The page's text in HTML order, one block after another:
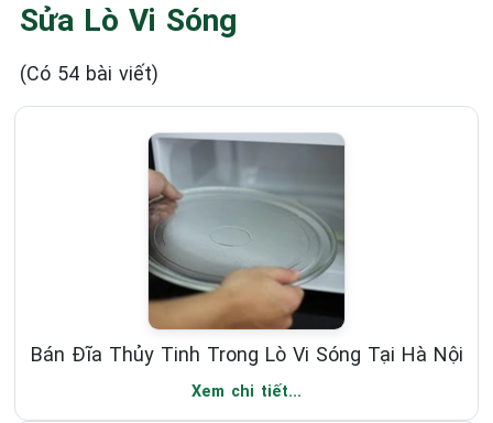
Sửa Lò Vi Sóng
(Có 54 bài viết)
Bán Đĩa Thủy Tinh Trong Lò Vi Sóng Tại Hà Nội
Xem chi tiết...